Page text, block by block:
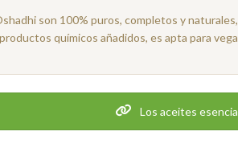
son 100% puros, completos y
químicos añadidos, es apta para
Los aceites